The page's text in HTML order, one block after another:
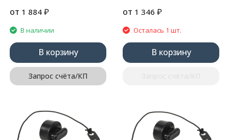
от 1 884 ₽
В наличии
В корзину
Запрос счёта/КП
от 1 346 ₽
Осталась 1 шт.
В корзину